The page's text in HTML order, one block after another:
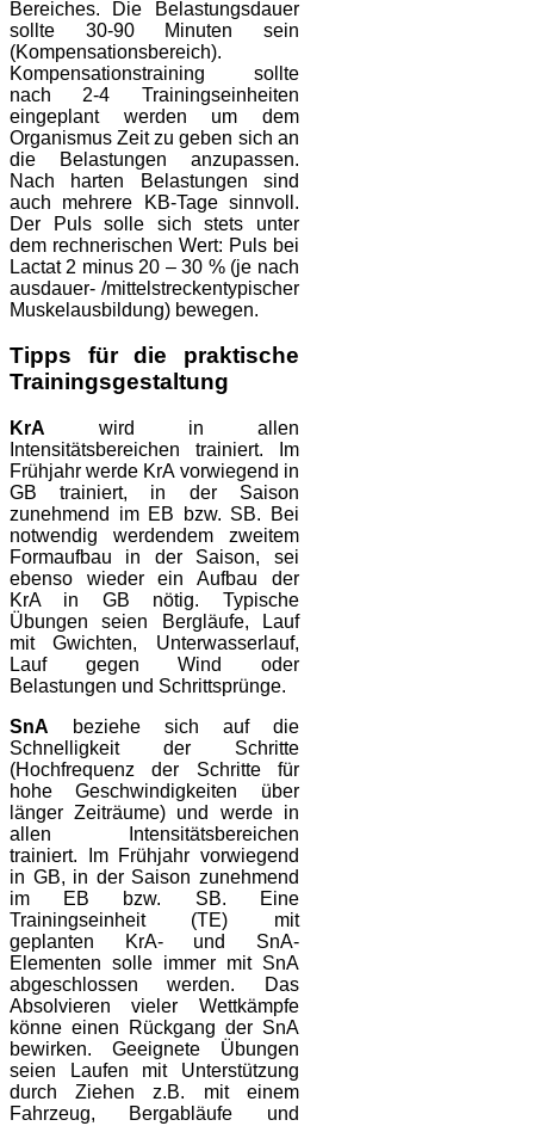
Bereiches. Die Belastungsdauer
sollte 30-90 Minuten sein
(Kompensationsbereich).
Kompensationstraining sollte
nach 2-4 Trainingseinheiten
eingeplant werden um dem
Organismus Zeit zu geben sich an
die Belastungen anzupassen.
Nach harten Belastungen sind
auch mehrere KB-Tage sinnvoll.
Der Puls solle sich stets unter
dem rechnerischen Wert: Puls bei
Lactat 2 minus 20 – 30 % (je nach
ausdauer- /mittelstreckentypischer
Muskelausbildung) bewegen.
Tipps für die praktische
Trainingsgestaltung
KrA wird in allen
Intensitätsbereichen trainiert. Im
Frühjahr werde KrA vorwiegend in
GB trainiert, in der Saison
zunehmend im EB bzw. SB. Bei
notwendig werdendem zweitem
Formaufbau in der Saison, sei
ebenso wieder ein Aufbau der
KrA in GB nötig. Typische
Übungen seien Bergläufe, Lauf
mit Gwichten, Unterwasserlauf,
Lauf gegen Wind oder
Belastungen und Schrittsprünge.
SnA
beziehe sich auf die
Schnelligkeit der Schritte
(Hochfrequenz der Schritte für
hohe Geschwindigkeiten über
länger Zeiträume) und werde in
allen Intensitätsbereichen
trainiert. Im Frühjahr vorwiegend
in GB, in der Saison zunehmend
im EB bzw. SB. Eine
Trainingseinheit (TE) mit
geplanten KrA- und SnA-
Elementen solle immer mit SnA
abgeschlossen werden. Das
Absolvieren vieler Wettkämpfe
könne einen Rückgang der SnA
bewirken. Geeignete Übungen
seien Laufen mit Unterstützung
durch Ziehen z.B. mit einem
Fahrzeug, Bergabläufe und